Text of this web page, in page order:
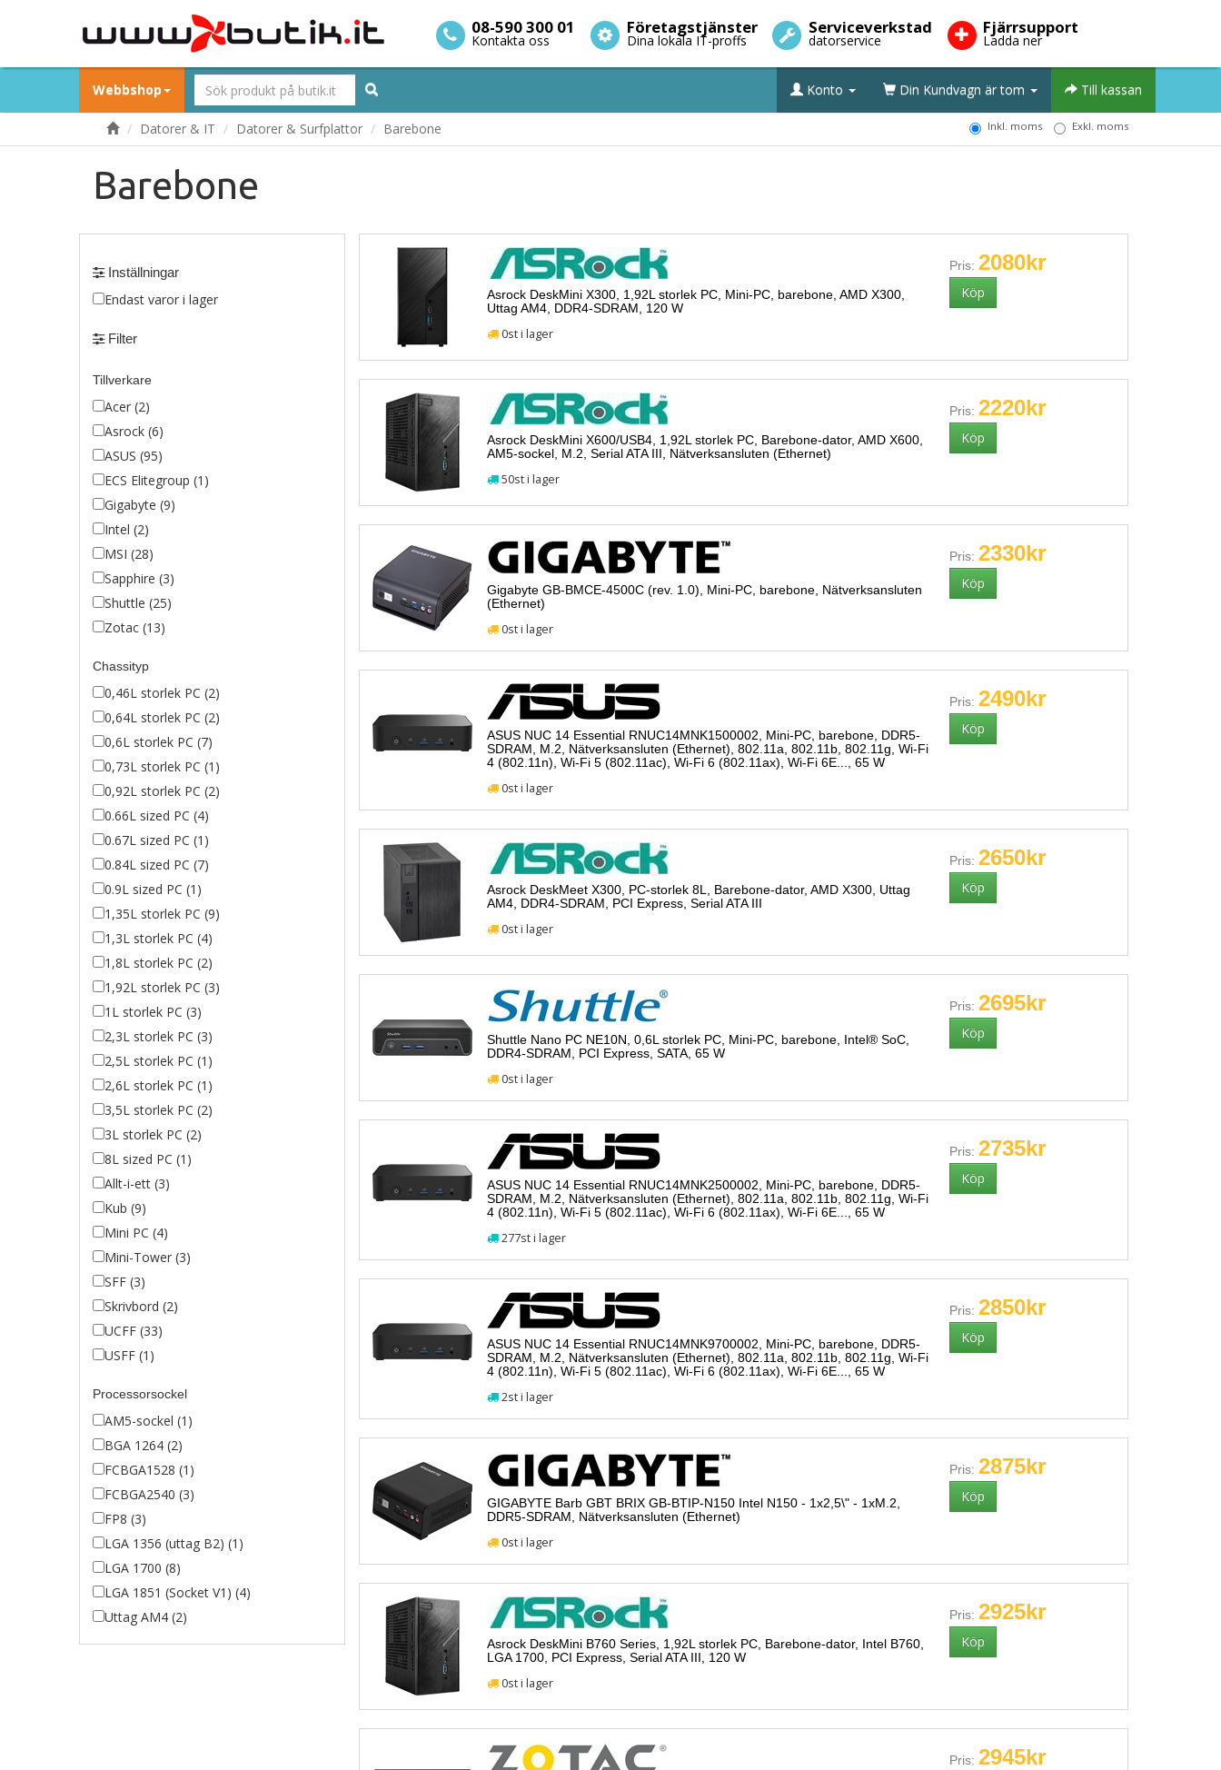
08-590 300 01
Kontakta oss
Företagstjänster
Dina lokala IT-proffs
Serviceverkstad
datorservice
Fjärrsupport
Ladda ner
Webbshop Konto Din Kundvagn är tom Till kassan
Datorer & IT Datorer & Surfplattor Barebone Inkl. moms Exkl. moms
Barebone
Inställningar
Endast varor i lager
Filter
Tillverkare
Acer (2)
Asrock (6)
ASUS (95)
ECS Elitegroup (1)
Gigabyte (9)
Intel (2)
MSI (28)
Sapphire (3)
Shuttle (25)
Zotac (13)
Chassityp
0,46L storlek PC (2)
0,64L storlek PC (2)
0,6L storlek PC (7)
0,73L storlek PC (1)
0,92L storlek PC (2)
0.66L sized PC (4)
0.67L sized PC (1)
0.84L sized PC (7)
0.9L sized PC (1)
1,35L storlek PC (9)
1,3L storlek PC (4)
1,8L storlek PC (2)
1,92L storlek PC (3)
1L storlek PC (3)
2,3L storlek PC (3)
2,5L storlek PC (1)
2,6L storlek PC (1)
3,5L storlek PC (2)
3L storlek PC (2)
8L sized PC (1)
Allt-i-ett (3)
Kub (9)
Mini PC (4)
Mini-Tower (3)
SFF (3)
Skrivbord (2)
UCFF (33)
USFF (1)
Processorsockel
AM5-sockel (1)
BGA 1264 (2)
FCBGA1528 (1)
FCBGA2540 (3)
FP8 (3)
LGA 1356 (uttag B2) (1)
LGA 1700 (8)
LGA 1851 (Socket V1) (4)
Uttag AM4 (2)
Asrock DeskMini X300, 1,92L storlek PC, Mini-PC, barebone, AMD X300,
Uttag AM4, DDR4-SDRAM, 120 W
0st i lager
Pris: 2080kr
Asrock DeskMini X600/USB4, 1,92L storlek PC, Barebone-dator, AMD X600,
AM5-sockel, M.2, Serial ATA III, Nätverksansluten (Ethernet)
50st i lager
Pris: 2220kr
Gigabyte GB-BMCE-4500C (rev. 1.0), Mini-PC, barebone, Nätverksansluten
(Ethernet)
0st i lager
Pris: 2330kr
ASUS NUC 14 Essential RNUC14MNK1500002, Mini-PC, barebone, DDR5-
SDRAM, M.2, Nätverksansluten (Ethernet), 802.11a, 802.11b, 802.11g, Wi-Fi
4 (802.11n), Wi-Fi 5 (802.11ac), Wi-Fi 6 (802.11ax), Wi-Fi 6E..., 65 W
0st i lager
Pris: 2490kr
Asrock DeskMeet X300, PC-storlek 8L, Barebone-dator, AMD X300, Uttag
AM4, DDR4-SDRAM, PCI Express, Serial ATA III
0st i lager
Pris: 2650kr
Shuttle Nano PC NE10N, 0,6L storlek PC, Mini-PC, barebone, Intel® SoC,
DDR4-SDRAM, PCI Express, SATA, 65 W
0st i lager
Pris: 2695kr
ASUS NUC 14 Essential RNUC14MNK2500002, Mini-PC, barebone, DDR5-
SDRAM, M.2, Nätverksansluten (Ethernet), 802.11a, 802.11b, 802.11g, Wi-Fi
4 (802.11n), Wi-Fi 5 (802.11ac), Wi-Fi 6 (802.11ax), Wi-Fi 6E..., 65 W
277st i lager
Pris: 2735kr
ASUS NUC 14 Essential RNUC14MNK9700002, Mini-PC, barebone, DDR5-
SDRAM, M.2, Nätverksansluten (Ethernet), 802.11a, 802.11b, 802.11g, Wi-Fi
4 (802.11n), Wi-Fi 5 (802.11ac), Wi-Fi 6 (802.11ax), Wi-Fi 6E..., 65 W
2st i lager
Pris: 2850kr
GIGABYTE Barb GBT BRIX GB-BTIP-N150 Intel N150 - 1x2,5\" - 1xM.2,
DDR5-SDRAM, Nätverksansluten (Ethernet)
0st i lager
Pris: 2875kr
Asrock DeskMini B760 Series, 1,92L storlek PC, Barebone-dator, Intel B760,
LGA 1700, PCI Express, Serial ATA III, 120 W
0st i lager
Pris: 2925kr
Pris: 2945kr